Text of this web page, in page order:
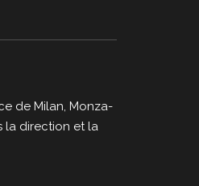
de Milan, Monza-
la direction et la